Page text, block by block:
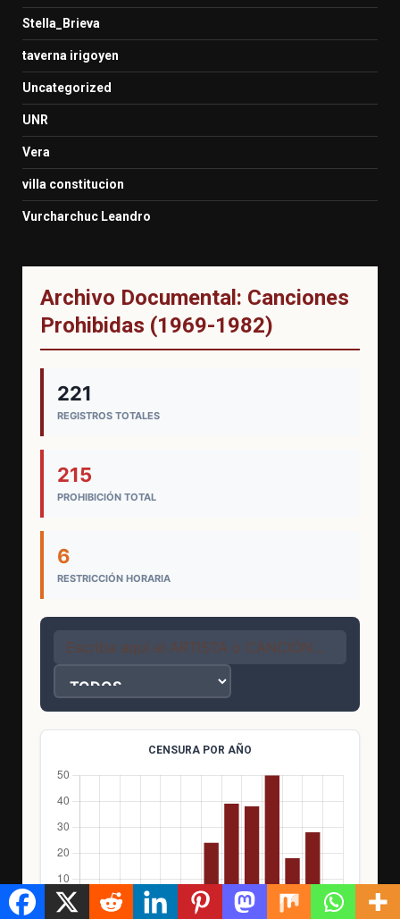
Stella_Brieva
taverna irigoyen
Uncategorized
UNR
Vera
villa constitucion
Vurcharchuc Leandro
Archivo Documental: Canciones
Prohibidas (1969-1982)
221
REGISTROS TOTALES
215
PROHIBICIÓN TOTAL
6
RESTRICCIÓN HORARIA
CENSURA POR AÑO